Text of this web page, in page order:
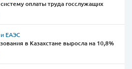
оплаты труда госслужащих
ЕАЭС
в Казахстане выросла на 10,8%